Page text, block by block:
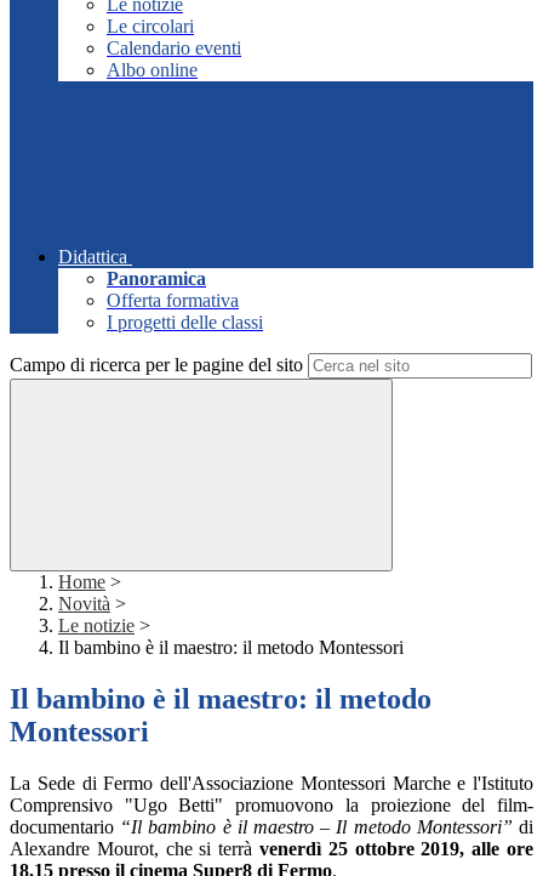
Le notizie
Le circolari
Calendario eventi
Albo online
Didattica
Panoramica
Offerta formativa
I progetti delle classi
Campo di ricerca per le pagine del sito
Home >
Novità >
Le notizie >
Il bambino è il maestro: il metodo Montessori
Il bambino è il maestro: il metodo
Montessori
La Sede di Fermo dell'Associazione Montessori Marche e l'Istituto
Comprensivo "Ugo Betti" promuovono la proiezione del film-
documentario “Il bambino è il maestro – Il metodo Montessori” di
Alexandre Mourot, che si terrà venerdì 25 ottobre 2019, alle ore
18.15 presso il cinema Super8 di Fermo.